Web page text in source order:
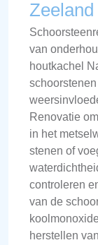
Zeeland
van
houtkachel
Renovatie
in het
stenen of
controleren
van de
herstellen